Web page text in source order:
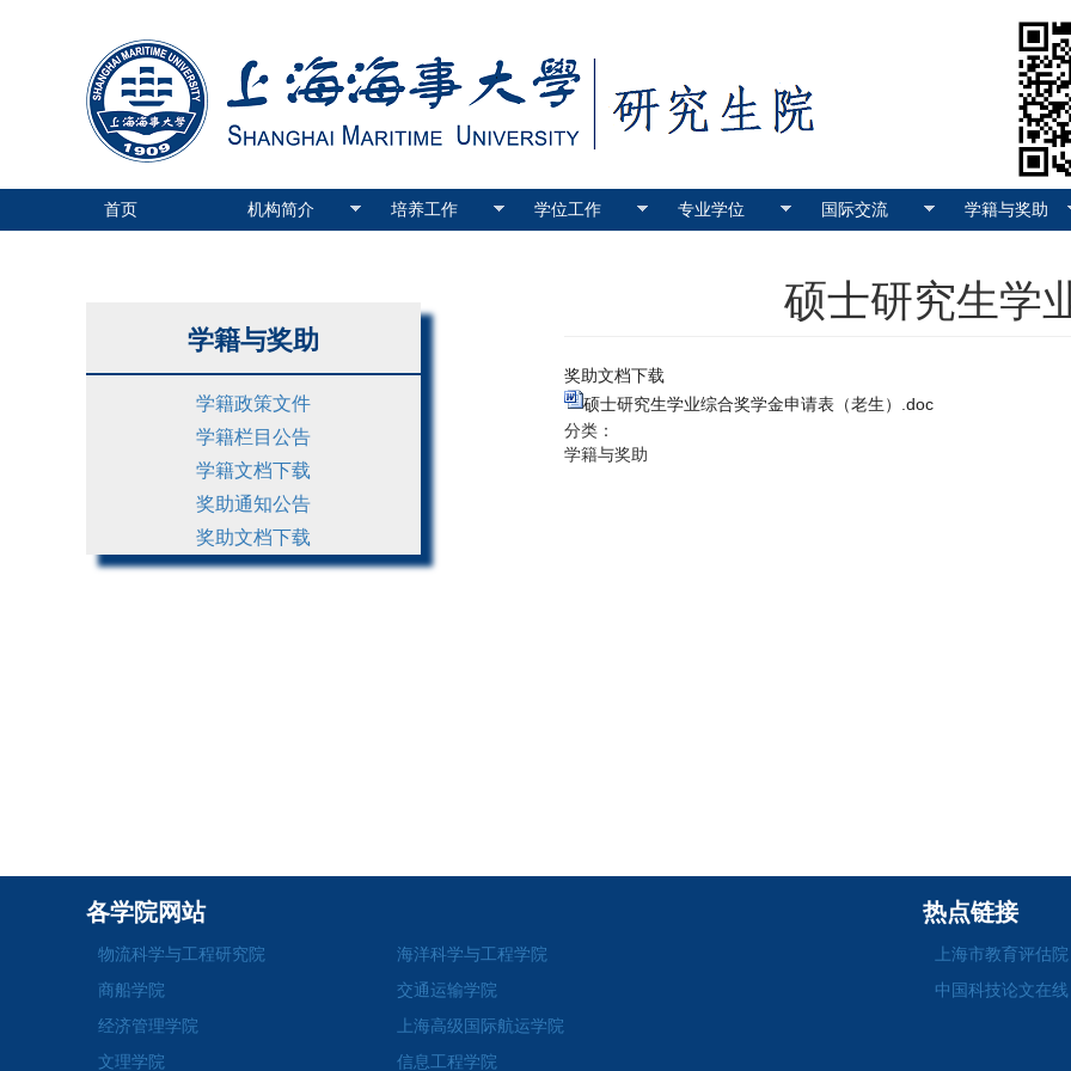
首页 机构简介 培养工作 学位工作 专业学位 国际交流 学籍与奖助
学籍与奖助
学籍政策文件
学籍栏目公告
学籍文档下载
奖助通知公告
奖助文档下载
硕士研究生学
奖助文档下载
硕士研究生学业综合奖学金申请表（老生）.doc
分类：
学籍与奖助
各学院网站
物流科学与工程研究院
海洋科学与工程学院
商船学院
交通运输学院
经济管理学院
上海高级国际航运学院
文理学院
信息工程学院
热点链接
上海市教育评估院
中国科技论文在线